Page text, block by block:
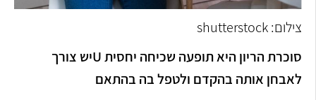
צילום: shutterstock
סוכרת הריון היא תופעה שכיחה יחסית Uיש צורך
לאבחן אותה בהקדם ולטפל בה בהתאם